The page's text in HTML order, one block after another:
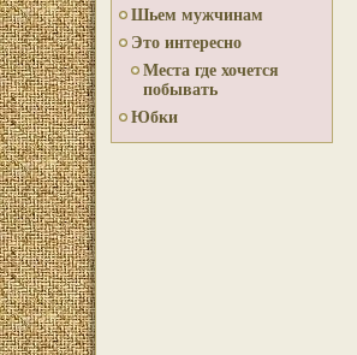
Шьем мужчинам
Это интересно
Места где хочется
побывать
Юбки